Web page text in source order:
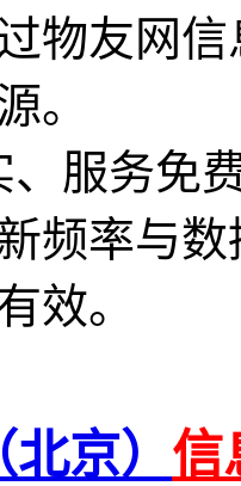
物友网
。
、服务免
频率与
效。
京） 信